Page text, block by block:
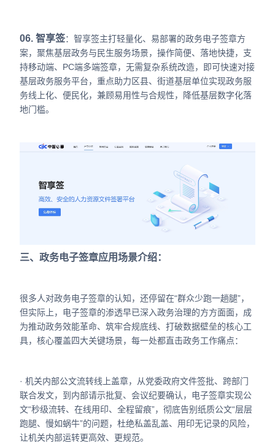
06. 智享签：智享签主打轻量化、易部署的政务电子签章方
案，聚焦基层政务与民生服务场景，操作简便、落地快捷，支
持移动端、PC端多端签章，无需复杂系统改造，即可快速对接
基层政务服务平台，重点助力区县、街道基层单位实现政务服
务线上化、便民化，兼顾易用性与合规性，降低基层数字化落
地门槛。
三、政务电子签章应用场景介绍：
很多人对政务电子签章的认知，还停留在“群众少跑一趟腿”，
但实际上，电子签章的渗透早已深入政务治理的方方面面，成
为推动政务效能革命、筑牢合规底线、打破数据壁垒的核心工
具，核心覆盖四大关键场景，每一处都直击政务工作痛点：
· 机关内部公文流转线上盖章，从党委政府文件签批、跨部门
联合发文，到内部请示批复、会议纪要确认，电子签章实现公
文“秒级流转、在线用印、全程留痕”，彻底告别纸质公文“层层
跑腿、慢如蜗牛”的问题，杜绝私盖乱盖、用印无记录的风险，
让机关内部运转更高效、更规范。